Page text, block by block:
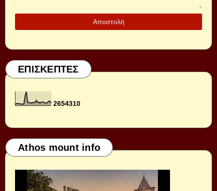
ΕΠΙΣΚΕΠΤΕΣ
2654310
Athos mount info